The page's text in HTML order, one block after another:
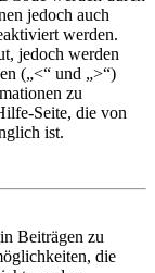
jedoch auch
werden.
jedoch werden
(„<“ und „>“)
zu
Seite, die von
ist.
Beiträgen zu
die